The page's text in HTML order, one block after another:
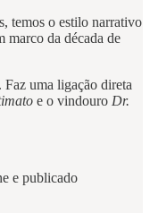
temos o estilo narrativo
marco da década de
Faz uma ligação direta
e o vindouro Dr.
e publicado